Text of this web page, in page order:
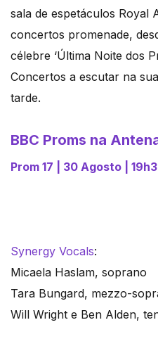
sala de espetáculos Royal
concertos promenade,
célebre ‘Última Noite dos
Concertos a escutar na
tarde.
BBC Proms na
Prom 17 | 30 Agosto |
Synergy Vocals:
Micaela Haslam, soprano
Tara Bungard, mezzo-
Will Wright e Ben Alden,